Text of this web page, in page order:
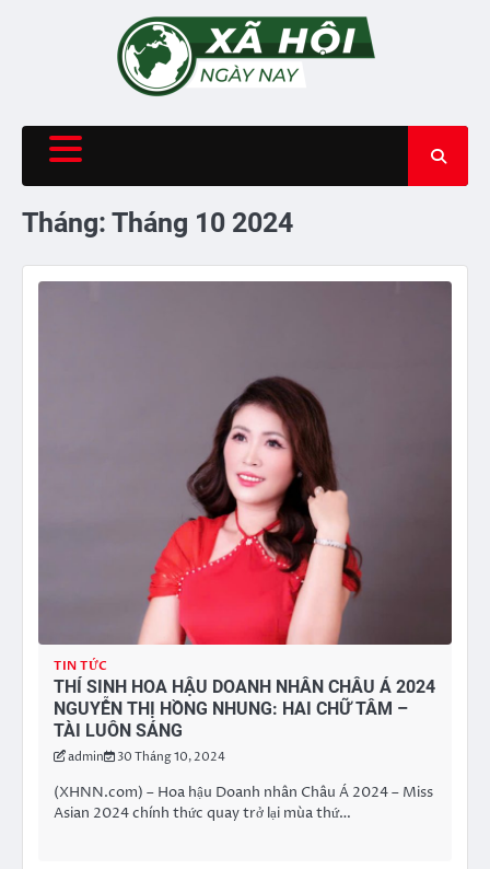
Tháng: Tháng 10 2024
TIN TỨC
THÍ SINH HOA HẬU DOANH NHÂN CHÂU Á 2024
NGUYỄN THỊ HỒNG NHUNG: HAI CHỮ TÂM –
TÀI LUÔN SÁNG
admin 30 Tháng 10, 2024
(XHNN.com) – Hoa hậu Doanh nhân Châu Á 2024 – Miss
Asian 2024 chính thức quay trở lại mùa thứ…